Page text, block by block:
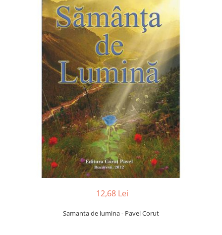
Chiromantie
Dezvoltare Spirituala
KidConnection
Minte Corp
New Illuminati Files
Numerologie
Paranormal
Parapsihologie
Audiobook
12,68 Lei
Samanta de lumina - Pavel Corut